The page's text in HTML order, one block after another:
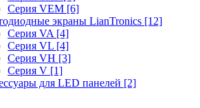
Серия VEM [6]
экраны LianTronics [12]
Серия VA [4]
Серия VL [4]
Серия VH [3]
Серия V [1]
для LED панелей [2]